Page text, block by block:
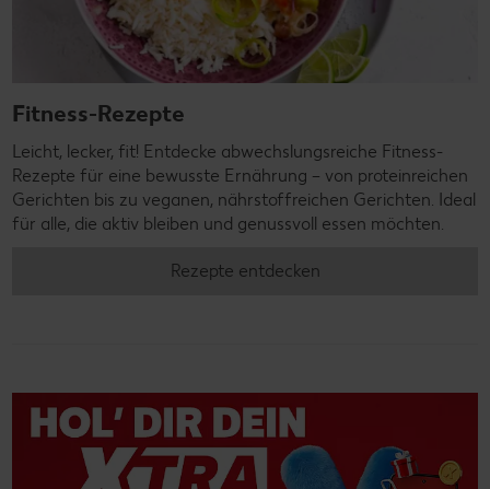
Fitness-Rezepte
Leicht, lecker, fit! Entdecke abwechslungsreiche Fitness-
Rezepte für eine bewusste Ernährung – von proteinreichen
Gerichten bis zu veganen, nährstoffreichen Gerichten. Ideal
für alle, die aktiv bleiben und genussvoll essen möchten.
Rezepte entdecken